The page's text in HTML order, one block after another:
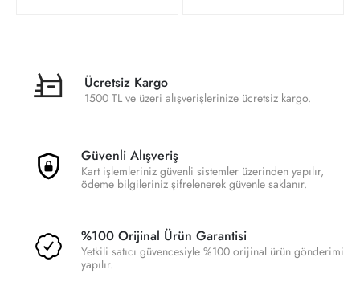
Ücretsiz Kargo
1500 TL ve üzeri alışverişlerinize ücretsiz kargo.
Güvenli Alışveriş
Kart işlemleriniz güvenli sistemler üzerinden yapılır,
ödeme bilgileriniz şifrelenerek güvenle saklanır.
%100 Orijinal Ürün Garantisi
Yetkili satıcı güvencesiyle %100 orijinal ürün gönderimi
yapılır.